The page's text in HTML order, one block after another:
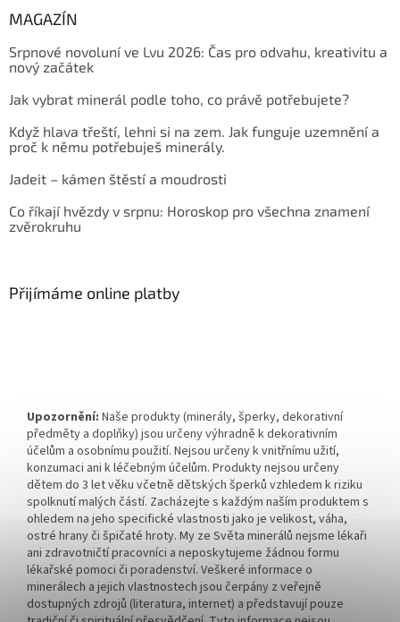
MAGAZÍN
Srpnové novoluní ve Lvu 2026: Čas pro odvahu, kreativitu a
nový začátek
Jak vybrat minerál podle toho, co právě potřebujete?
Když hlava třeští, lehni si na zem. Jak funguje uzemnění a
proč k němu potřebuješ minerály.
Jadeit – kámen štěstí a moudrosti
Co říkají hvězdy v srpnu: Horoskop pro všechna znamení
zvěrokruhu
Přijímáme online platby
Upozornění: Naše produkty (minerály, šperky, dekorativní
předměty a doplňky) jsou určeny výhradně k dekorativním
účelům a osobnímu použití. Nejsou určeny k vnitřnímu užití,
konzumaci ani k léčebným účelům. Produkty nejsou určeny
dětem do 3 let věku včetně dětských šperků vzhledem k riziku
spolknutí malých částí. Zacházejte s každým naším produktem s
ohledem na jeho specifické vlastnosti jako je velikost, váha,
ostré hrany či špičaté hroty. My ze Světa minerálů nejsme lékaři
ani zdravotničtí pracovníci a neposkytujeme žádnou formu
lékařské pomoci či poradenství. Veškeré informace o
minerálech a jejich vlastnostech jsou čerpány z veřejně
dostupných zdrojů (literatura, internet) a představují pouze